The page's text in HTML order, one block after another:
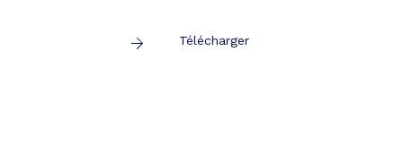
Télécharger